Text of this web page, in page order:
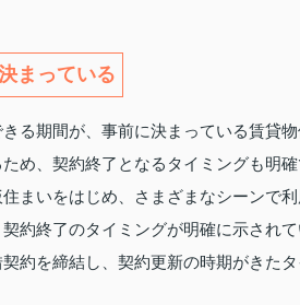
まっている
る期間が、事前に決まっている賃貸物
め、契約終了となるタイミングも明確
まいをはじめ、さまざまなシーンで利
約終了のタイミングが明確に示されて
約を締結し、契約更新の時期がきた